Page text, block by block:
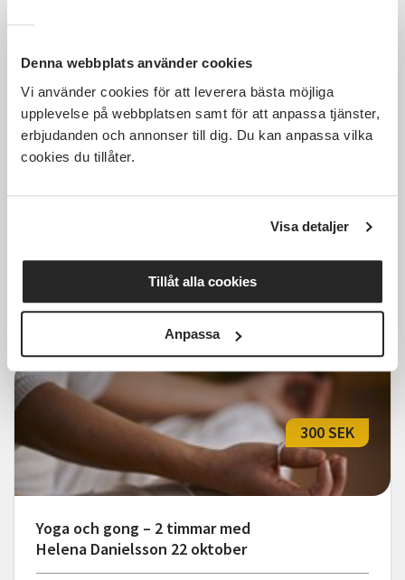
Denna webbplats använder cookies
Vi använder cookies för att leverera bästa möjliga
upplevelse på webbplatsen samt för att anpassa tjänster,
erbjudanden och annonser till dig. Du kan anpassa vilka
cookies du tillåter.
Visa detaljer
Tillåt alla cookies
Anpassa
Helena Danielsson 29 oktober
300 SEK
18:30
Läs mer och anmäl
Yoga och gong – 2 timmar med
Helena Danielsson 22 oktober
300 SEK